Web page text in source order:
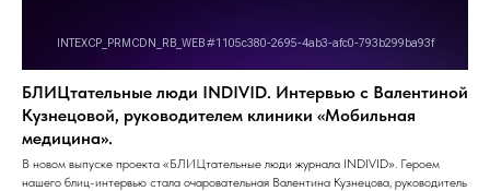
БЛИЦтательные люди INDIVID. Интервью с Валентиной
Кузнецовой, руководителем клиники «Мобильная
медицина».
В новом выпуске проекта «БЛИЦтательные люди журнала INDIVID». Героем
нашего блиц-интервью стала очаровательная Валентина Кузнецова, руководитель